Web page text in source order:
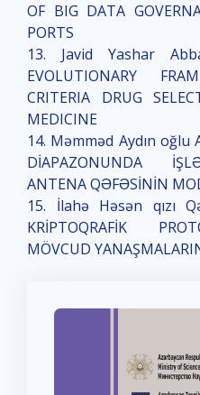
OF BIG DATA
PORTS
13. Javid Yashar
EVOLUTIONARY
CRITERIA DRUG
MEDICINE
14. Məmməd Aydın oğlu
DİAPAZONUNDA
ANTENA QƏFƏSİNİN
15. İlahə Həsən qızı
KRİPTOQRAFİK
MÖVCUD